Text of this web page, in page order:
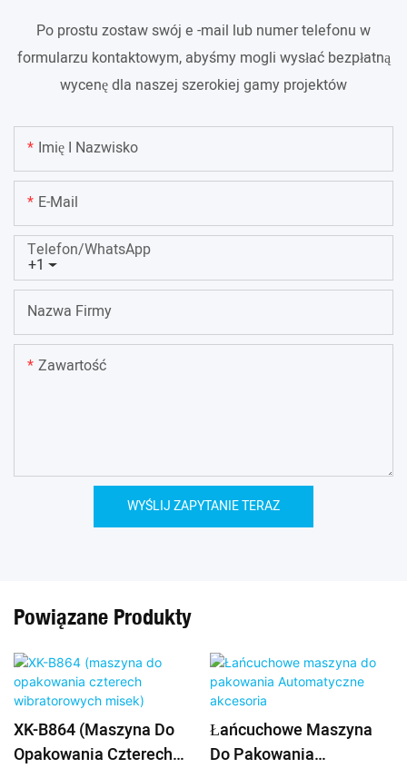
Po prostu zostaw swój e -mail lub numer telefonu w
formularzu kontaktowym, abyśmy mogli wysłać bezpłatną
wycenę dla naszej szerokiej gamy projektów
Imię I Nazwisko
E-Mail
+1
Telefon/WhatsApp
Nazwa Firmy
Zawartość
WYŚLIJ ZAPYTANIE TERAZ
Powiązane Produkty
XK-B864 (maszyna Do
Opakowania Czterech
Łańcuchowe Maszyna
Do Pakowania